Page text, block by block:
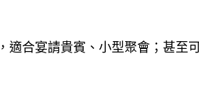
合宴請貴賓、小型聚會；甚至